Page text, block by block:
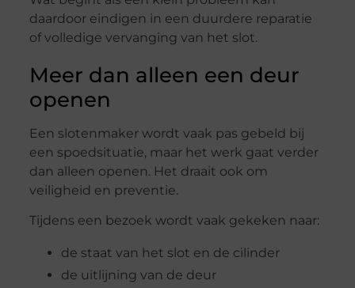
daardoor eindigen in een duurdere reparatie
of volledige vervanging van het slot.
Meer dan alleen een deur
openen
Een slotenmaker wordt vaak pas gebeld bij
een spoedsituatie, maar het werk gaat verder
dan alleen openen. Het draait ook om
veiligheid en preventie.
Tijdens een bezoek wordt vaak gekeken naar:
de staat van het slot en de cilinder
de uitlijning van de deur